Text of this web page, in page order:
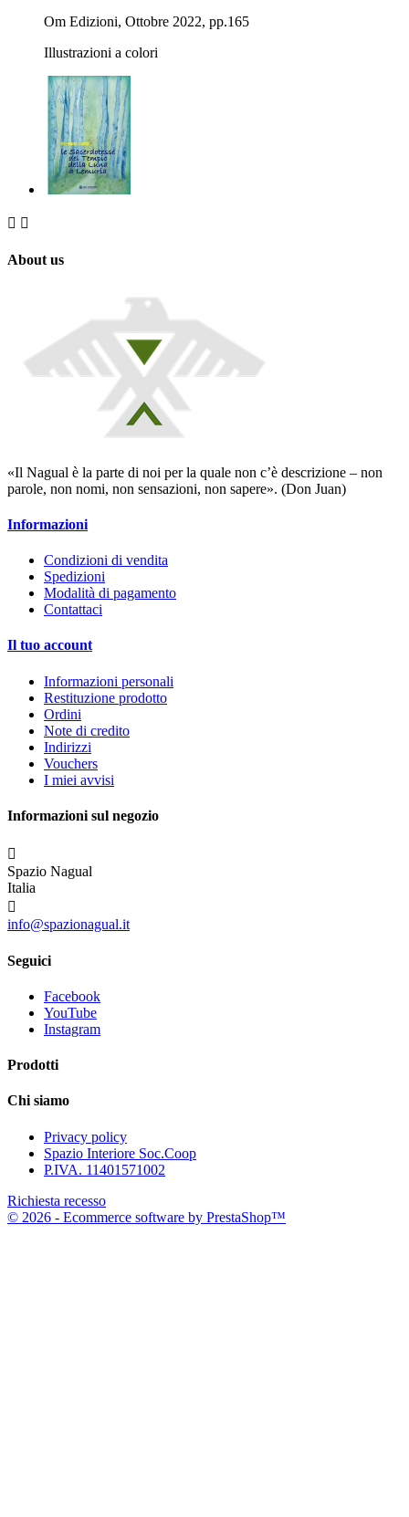
Om Edizioni, Ottobre 2022, pp.165
Illustrazioni a colori
 
About us
«Il Nagual è la parte di noi per la quale non c’è descrizione – non
parole, non nomi, non sensazioni, non sapere». (Don Juan)
Informazioni
Condizioni di vendita
Spedizioni
Modalità di pagamento
Contattaci
Il tuo account
Informazioni personali
Restituzione prodotto
Ordini
Note di credito
Indirizzi
Vouchers
I miei avvisi
Informazioni sul negozio

Spazio Nagual
Italia

info@spazionagual.it
Seguici
Facebook
YouTube
Instagram
Prodotti
Chi siamo
Privacy policy
Spazio Interiore Soc.Coop
P.IVA. 11401571002
Richiesta recesso
© 2026 - Ecommerce software by PrestaShop™